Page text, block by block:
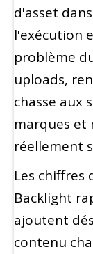
d'asset
l'exécution
problème
uploads,
chasse aux
marques et
réellement
Les chiffres
Backlight
ajoutent
contenu